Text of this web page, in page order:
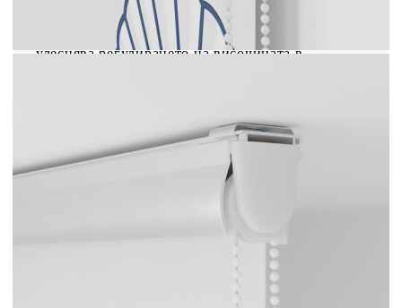
надеждна работа във времето.Безопасност за
деца и възможност за регулиране: Ролетната
щора е снабдена с верижен съединител, който
улеснява регулирането на височината в
място, недостъпно за малки деца. Връзките
могат да се увият около врата на детето.
Модел: Морска звезда
Материал: PEVA (полиетилен-
Материал на горната релса: Алуминий